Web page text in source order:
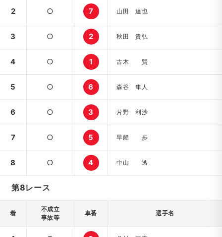
2 ○ 7 山田 達也
3 ○ 2 秋田 貴弘
4 ○ 1 古木 賢
5 ○ 6 森谷 隼人
6 ○ 3 片野 利沙
7 ○ 5 早船 歩
8 ○ 4 中山 透
第8レース
着
不成立
事故等
車番 選手名